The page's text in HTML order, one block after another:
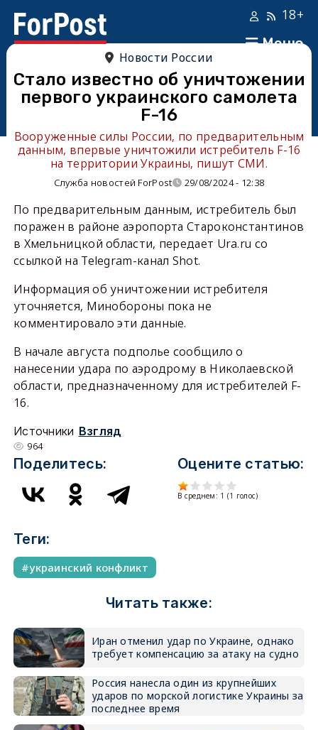
Меню
18+
Новости России
Стало известно об уничтожении
первого украинского самолета
F-16
Вооруженные силы России, по предварительным
данным, впервые уничтожили истребитель F-16
на территории Украины, пишут СМИ.
Служба новостей ForPost 29/08/2024 - 12:38
По предварительным данным, истребитель был
поражен в районе аэропорта Староконстантинов
в Хмельницкой области, передает Ura.ru со
ссылкой на Telegram-канал Shot.
Информация об уничтожении истребителя
уточняется, Минобороны пока не
комментировало эти данные.
В начале августа подполье сообщило о
нанесении удара по аэродрому в Николаевской
области, предназначенному для истребителей F-
16.
Источники Взгляд
964
Поделитесь: Оцените статью:
В среднем: 1 (1 голос)
Теги:
украинский конфликт
Читать также:
Иран отменил удар по Украине, однако
требует компенсацию за атаку на судно
Россия нанесла один из крупнейших
ударов по морской логистике Украины за
последнее время